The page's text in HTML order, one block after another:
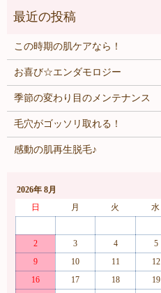
この時期の肌ケアなら！
お喜び☆エンダモロジー
季節の変わり目のメンテナンス
毛穴がゴッソリ取れる！
感動の肌再生脱毛♪
2026年 8月
日
月 火 水
2
3 4 5
9
10 11 12
16
17 18 19